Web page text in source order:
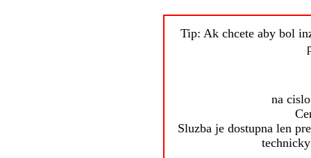
Tip: Ak chcete aby bol
na
Sluzba je dostupna len